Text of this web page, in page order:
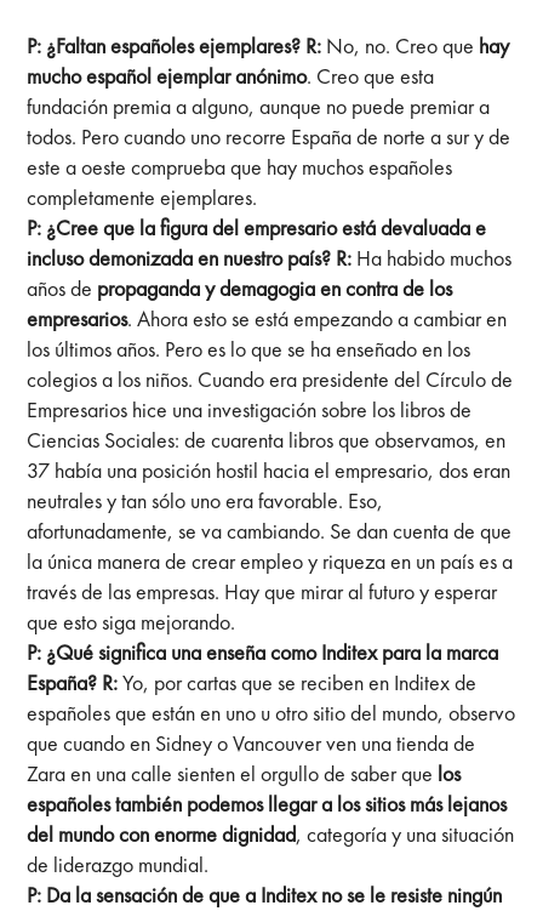
P: ¿Faltan españoles ejemplares? R: No, no. Creo que hay
mucho español ejemplar anónimo. Creo que esta
fundación premia a alguno, aunque no puede premiar a
todos. Pero cuando uno recorre España de norte a sur y de
este a oeste comprueba que hay muchos españoles
completamente ejemplares.
P: ¿Cree que la figura del empresario está devaluada e
incluso demonizada en nuestro país? R: Ha habido muchos
años de propaganda y demagogia en contra de los
empresarios. Ahora esto se está empezando a cambiar en
los últimos años. Pero es lo que se ha enseñado en los
colegios a los niños. Cuando era presidente del Círculo de
Empresarios hice una investigación sobre los libros de
Ciencias Sociales: de cuarenta libros que observamos, en
37 había una posición hostil hacia el empresario, dos eran
neutrales y tan sólo uno era favorable. Eso,
afortunadamente, se va cambiando. Se dan cuenta de que
la única manera de crear empleo y riqueza en un país es a
través de las empresas. Hay que mirar al futuro y esperar
que esto siga mejorando.
P: ¿Qué significa una enseña como Inditex para la marca
España? R:Yo, por cartas que se reciben en Inditex de
españoles que están en uno u otro sitio del mundo, observo
que cuando en Sidney o Vancouver ven una tienda de
Zara en una calle sienten el orgullo de saber que los
españoles también podemos llegar a los sitios más lejanos
del mundo con enorme dignidad, categoría y una situación
de liderazgo mundial.
P: Da la sensación de que a Inditex no se le resiste ningún